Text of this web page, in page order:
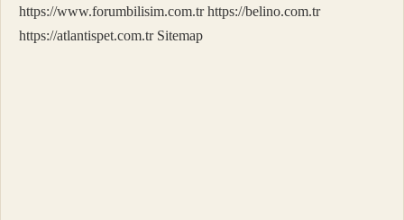
https://www.forumbilisim.com.tr https://belino.com.tr
https://atlantispet.com.tr Sitemap